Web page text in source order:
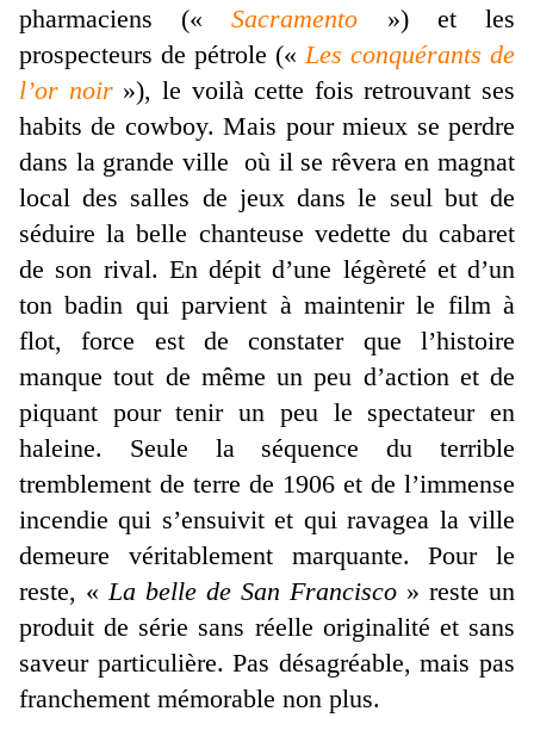
pharmaciens («Sacramento ») et les
prospecteurs de pétrole («Les conquérants de
l’or noir»), le voilà cette fois retrouvant ses
habits de cowboy. Mais pour mieux se perdre
dans la grande ville où il se rêvera en magnat
local des salles de jeux dans le seul but de
séduire la belle chanteuse vedette du cabaret
de son rival. En dépit d’une légèreté et d’un
ton badin qui parvient à maintenir le film à
flot, force est de constater que l’histoire
manque tout de même un peu d’action et de
piquant pour tenir un peu le spectateur en
haleine. Seule la séquence du terrible
tremblement de terre de 1906 et de l’immense
incendie qui s’ensuivit et qui ravagea la ville
demeure véritablement marquante. Pour le
reste, «La belle de San Francisco » reste un
produit de série sans réelle originalité et sans
saveur particulière. Pas désagréable, mais pas
franchement mémorable non plus.